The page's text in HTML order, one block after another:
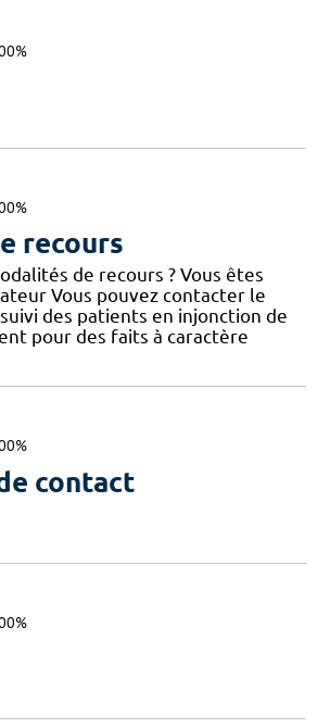
recours
de recours ? Vous êtes
Vous pouvez contacter le
suivi des patients en injonction de
pour des faits à caractère
contact